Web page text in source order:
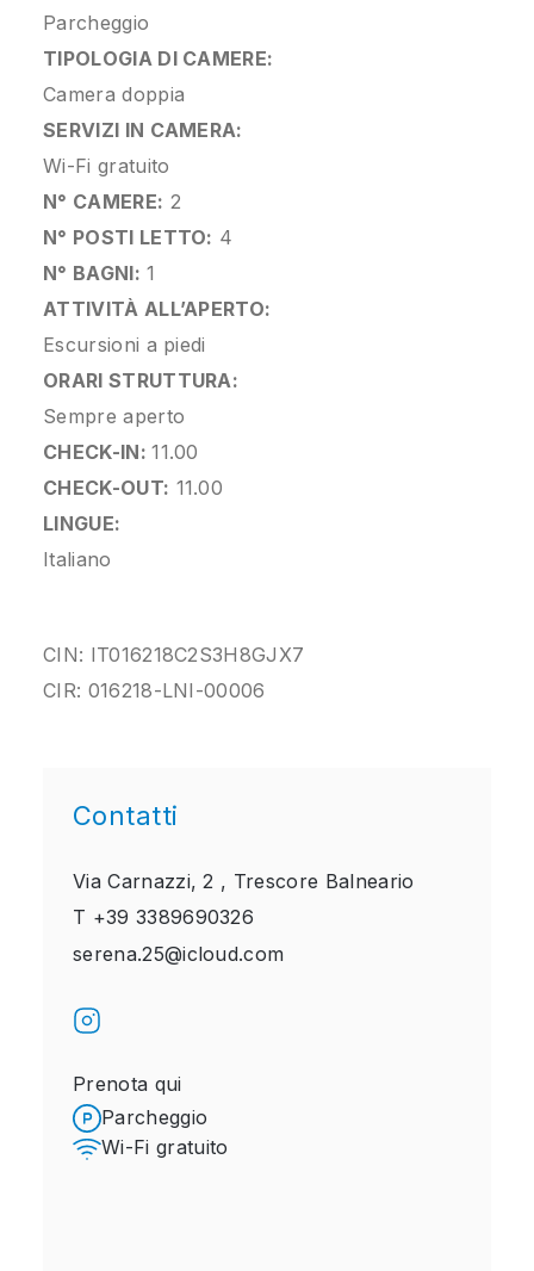
Parcheggio
TIPOLOGIA DI CAMERE:
Camera doppia
SERVIZI IN CAMERA:
Wi-Fi gratuito
N° CAMERE: 2
N° POSTI LETTO: 4
N° BAGNI: 1
ATTIVITÀ ALL’APERTO:
Escursioni a piedi
ORARI STRUTTURA:
Sempre aperto
CHECK-IN:11.00
CHECK-OUT: 11.00
LINGUE:
Italiano
CIN: IT016218C2S3H8GJX7
CIR: 016218-LNI-00006
Contatti
Via Carnazzi, 2 , Trescore Balneario
T +39 3389690326
serena.25@icloud.com
Prenota qui
Parcheggio
Wi-Fi gratuito